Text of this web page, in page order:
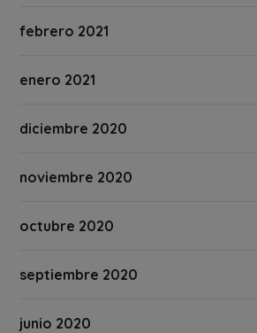
febrero 2021
enero 2021
diciembre 2020
noviembre 2020
octubre 2020
septiembre 2020
junio 2020